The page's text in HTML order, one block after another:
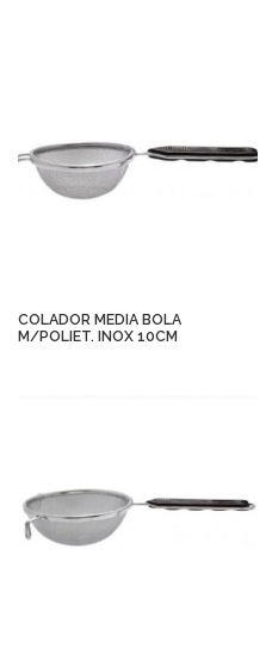
COLADOR MEDIA BOLA
M/POLIET. INOX 10CM